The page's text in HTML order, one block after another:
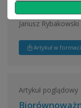
Janusz Rybakowski
Artykuł w
Artykuł poglądowy